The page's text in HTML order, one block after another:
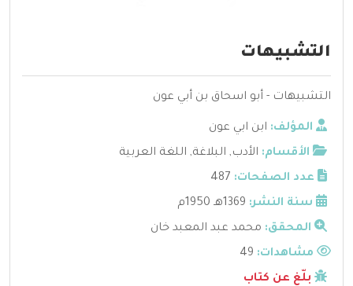
التشبيهات
التشبيهات - أبو اسحاق بن أبي عون
المؤلف: ابن ابي عون
الأقسام: الأدب, البلاغة, اللغة العربية
عدد الصفحات: 487
سنة النشر: 1369هـ 1950م
المحقق: محمد عبد المعبد خان
مشاهدات:
بلّغ عن كتاب